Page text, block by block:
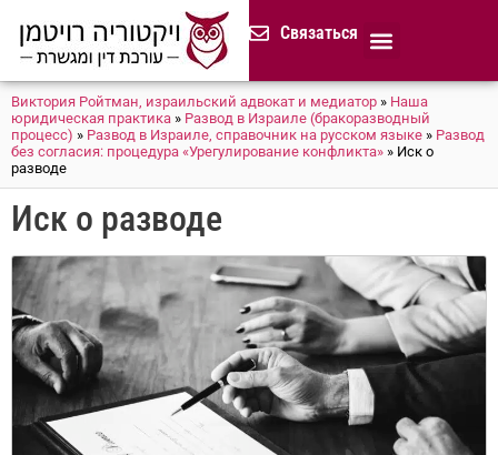
Связаться
Виктория Ройтман, израильский адвокат и медиатор » Наша
юридическая практика » Развод в Израиле (бракоразводный
процесс) » Развод в Израиле, справочник на русском языке » Развод
без согласия: процедура «Урегулирование конфликта» » Иск о
разводе
Иск о разводе